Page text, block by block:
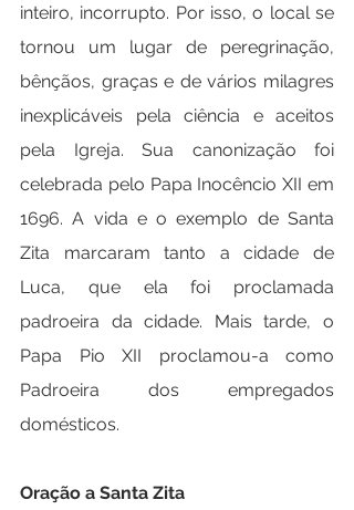
inteiro, incorrupto. Por isso, o local se
tornou um lugar de peregrinação,
bênçãos, graças e de vários milagres
inexplicáveis pela ciência e aceitos
pela Igreja. Sua canonização foi
celebrada pelo Papa Inocêncio XII em
1696. A vida e o exemplo de Santa
Zita marcaram tanto a cidade de
Luca, que ela foi proclamada
padroeira da cidade. Mais tarde, o
Papa Pio XII proclamou-a como
Padroeira dos empregados
domésticos.
Oração a Santa Zita